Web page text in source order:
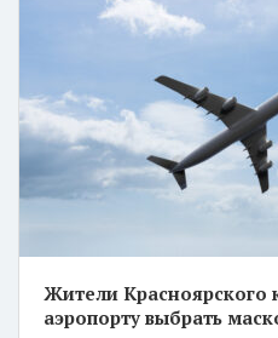
Жители Красноярского
аэропорту выбрать